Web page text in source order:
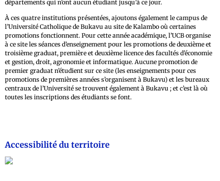
départements qui n’ont aucun étudiant jusqu’à ce jour.
À ces quatre institutions présentées, ajoutons également le campus de
l’Université Catholique de Bukavu au site de Kalambo où certaines
promotions fonctionnent. Pour cette année académique, l’UCB organise
à ce site les séances d’enseignement pour les promotions de deuxième et
troisième graduat, première et deuxième licence des facultés d’économie
et gestion, droit, agronomie et informatique. Aucune promotion de
premier graduat n’étudient sur ce site (les enseignements pour ces
promotions de premières années s’organisent à Bukavu) et les bureaux
centraux de l’Université se trouvent également à Bukavu ; et c’est là où
toutes les inscriptions des étudiants se font.
Accessibilité du territoire